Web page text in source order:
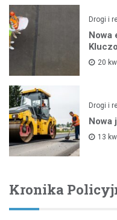
Drogi i
Nowa
20
Drogi i
Nowa
13
Kronika